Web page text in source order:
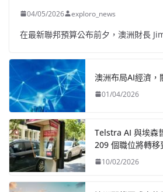
04/05/2026 exploro_news
在最新聯邦預算公布前夕，澳洲財長
澳洲布局AI經濟，
01/04/2026
Telstra AI 與埃森
209 個職位將轉移
10/02/2026